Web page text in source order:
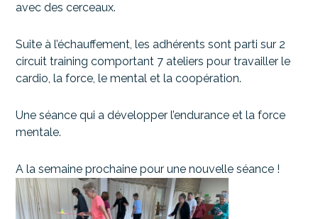
avec des cerceaux.
Suite à l’échauffement, les adhérents sont parti sur 2
circuit training comportant 7 ateliers pour travailler le
cardio, la force, le mental et la coopération.
Une séance qui a développer l’endurance et la force
mentale.
A la semaine prochaine pour une nouvelle séance !